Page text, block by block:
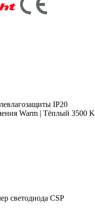
IP20
Warm | Тёплый 3500 K
светодиода CSP